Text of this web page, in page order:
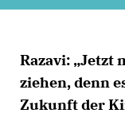
Razavi: „Jetzt
ziehen, denn
Zukunft der